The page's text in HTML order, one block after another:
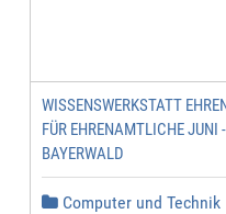
WISSENSWERKSTATT
FÜR EHRENAMTLICHE JUNI
BAYERWALD
Computer und Technik